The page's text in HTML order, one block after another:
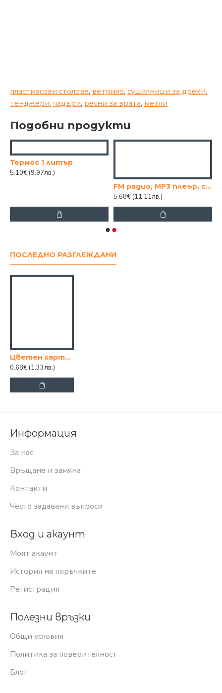
пластмасови столове, ветрило, сушилници за дрехи,
тенджери, чадъри, ресни за врата, метли
Подобни продукти
Термос 1 литър
5.10€ (9.97лв.)
FM радио, МP3 плеър, слот за USB и micro SD CARD
5.68€ (11.11лв.)
ПОСЛЕДНО РАЗГЛЕЖДАНИ
Цветен хартиен банер гирлянд "HAPPY BIRTHDAY" от картон
0.68€ (1.33лв.)
Информация
За нас
Връщане и замяна
Контакти
Често задавани въпроси
Вход и акаунт
Моят акаунт
История на поръчките
Регистрация
Полезни връзки
Общи условия
Политика за поверителност
Блог